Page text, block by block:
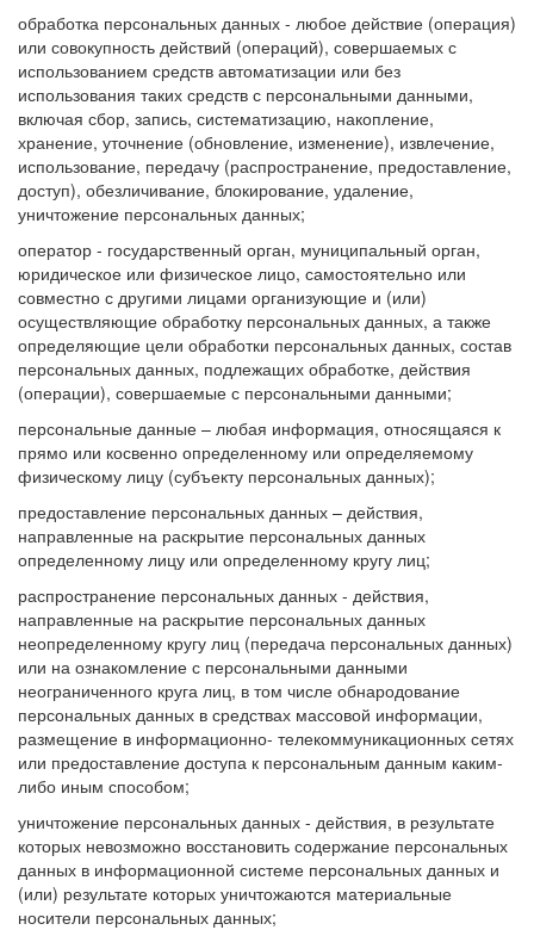
обработка персональных данных - любое действие (операция)
или совокупность действий (операций), совершаемых с
использованием средств автоматизации или без
использования таких средств с персональными данными,
включая сбор, запись, систематизацию, накопление,
хранение, уточнение (обновление, изменение), извлечение,
использование, передачу (распространение, предоставление,
доступ), обезличивание, блокирование, удаление,
уничтожение персональных данных;
оператор - государственный орган, муниципальный орган,
юридическое или физическое лицо, самостоятельно или
совместно с другими лицами организующие и (или)
осуществляющие обработку персональных данных, а также
определяющие цели обработки персональных данных, состав
персональных данных, подлежащих обработке, действия
(операции), совершаемые с персональными данными;
персональные данные – любая информация, относящаяся к
прямо или косвенно определенному или определяемому
физическому лицу (субъекту персональных данных);
предоставление персональных данных – действия,
направленные на раскрытие персональных данных
определенному лицу или определенному кругу лиц;
распространение персональных данных - действия,
направленные на раскрытие персональных данных
неопределенному кругу лиц (передача персональных данных)
или на ознакомление с персональными данными
неограниченного круга лиц, в том числе обнародование
персональных данных в средствах массовой информации,
размещение в информационно- телекоммуникационных сетях
или предоставление доступа к персональным данным каким-
либо иным способом;
уничтожение персональных данных - действия, в результате
которых невозможно восстановить содержание персональных
данных в информационной системе персональных данных и
(или) результате которых уничтожаются материальные
носители персональных данных;